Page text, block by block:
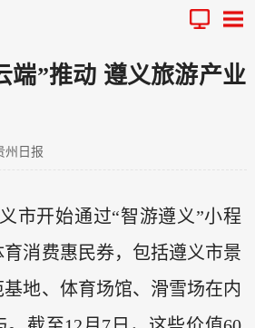
端”推动 遵义旅游产业
州日报
市开始通过“智游遵义”小程
消费惠民券，包括遵义市景
地、体育场馆、滑雪场在内